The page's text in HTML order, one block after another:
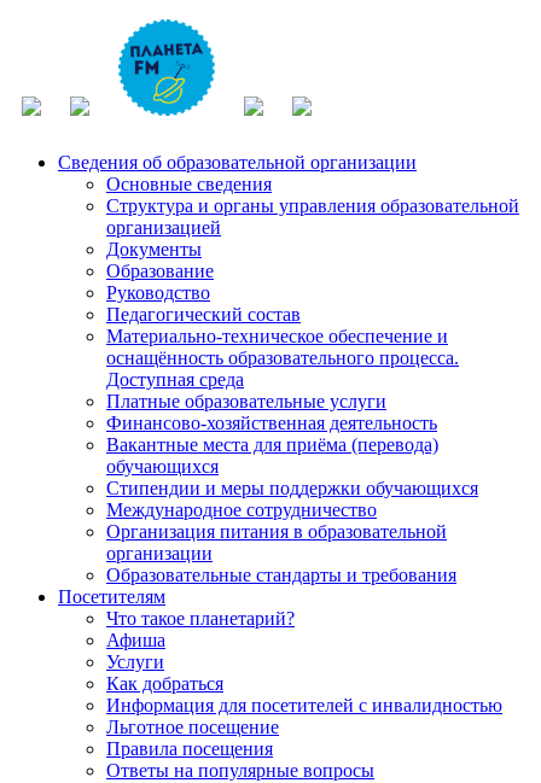
Сведения об образовательной организации
Основные сведения
Структура и органы управления образовательной
организацией
Документы
Образование
Руководство
Педагогический состав
Материально-техническое обеспечение и
оснащённость образовательного процесса.
Доступная среда
Платные образовательные услуги
Финансово-хозяйственная деятельность
Вакантные места для приёма (перевода)
обучающихся
Стипендии и меры поддержки обучающихся
Международное сотрудничество
Организация питания в образовательной
организации
Образовательные стандарты и требования
Посетителям
Что такое планетарий?
Афиша
Услуги
Как добраться
Информация для посетителей с инвалидностью
Льготное посещение
Правила посещения
Ответы на популярные вопросы